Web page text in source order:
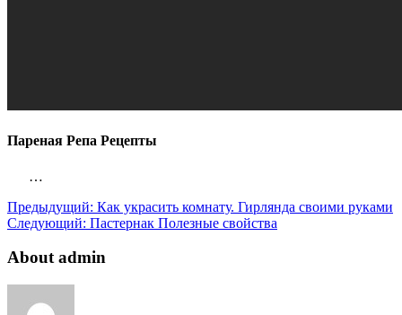
Пареная Репа Рецепты
…
Предыдущий: Как украсить комнату. Гирлянда своими руками
Следующий: Пастернак Полезные свойства
About admin